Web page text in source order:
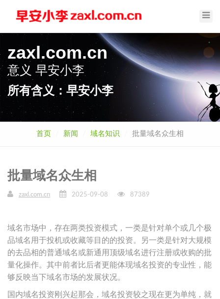
zaxl.com.cn
意义早安小李
所有含义：早安小李
首页 新闻 域名知识 批量域名众生相
批量域名众生相
zaxl.com.cn 2025-09-08 87389
域名市场中，存在两类投资模式，一类是针对单个或几个极
品域名用于投机或收藏等目的的投资。另一类是针对大规模
的去品相的普通域名或新通用顶级域名进行注册或收购的批
量化操作。其中前者比后者更能体现域名投资的专业性，能
够反映当下域名市场的发展状况。
国内域名投资刚兴起那会，域名投资较之现在更为单纯，就